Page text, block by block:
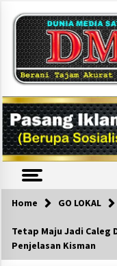
content
Home GO LOKAL
Tetap Maju Jadi Caleg
Penjelasan Kisman